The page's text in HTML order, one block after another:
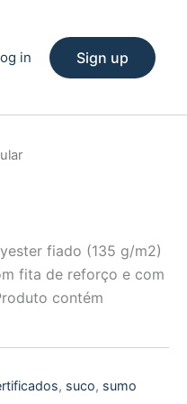
in Sign up
fiado (135 g/m2)
fita de reforço e com
contém
, suco, sumo